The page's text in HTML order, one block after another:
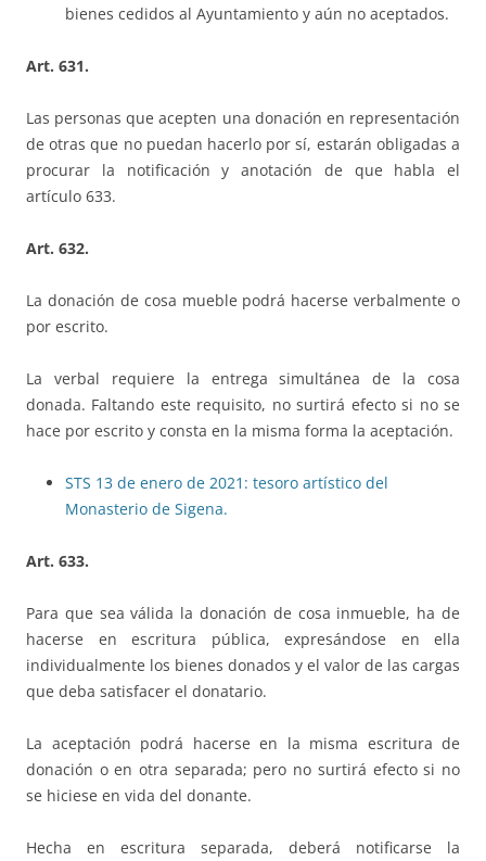
bienes cedidos al Ayuntamiento y aún no aceptados.
Art. 631.
Las personas que acepten una donación en representación
de otras que no puedan hacerlo por sí, estarán obligadas a
procurar la notificación y anotación de que habla el
artículo 633.
Art. 632.
La donación de cosa mueble podrá hacerse verbalmente o
por escrito.
La verbal requiere la entrega simultánea de la cosa
donada. Faltando este requisito, no surtirá efecto si no se
hace por escrito y consta en la misma forma la aceptación.
STS 13 de enero de 2021: tesoro artístico del
Monasterio de Sigena.
Art. 633.
Para que sea válida la donación de cosa inmueble, ha de
hacerse en escritura pública, expresándose en ella
individualmente los bienes donados y el valor de las cargas
que deba satisfacer el donatario.
La aceptación podrá hacerse en la misma escritura de
donación o en otra separada; pero no surtirá efecto si no
se hiciese en vida del donante.
Hecha en escritura separada, deberá notificarse la